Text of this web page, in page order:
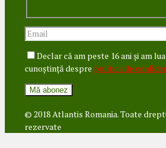
Declar că am peste 16 ani și am
cunoștință despre politica de
© 2018 Atlantis Romania. Toate
rezervate